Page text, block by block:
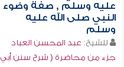
عليه وسلم , صفة وضوء
النبي صلى الله عليه
وسلم
للشيخ: عبد المحسن العباد
جزء من محاضرة ( شرح سنن أبي